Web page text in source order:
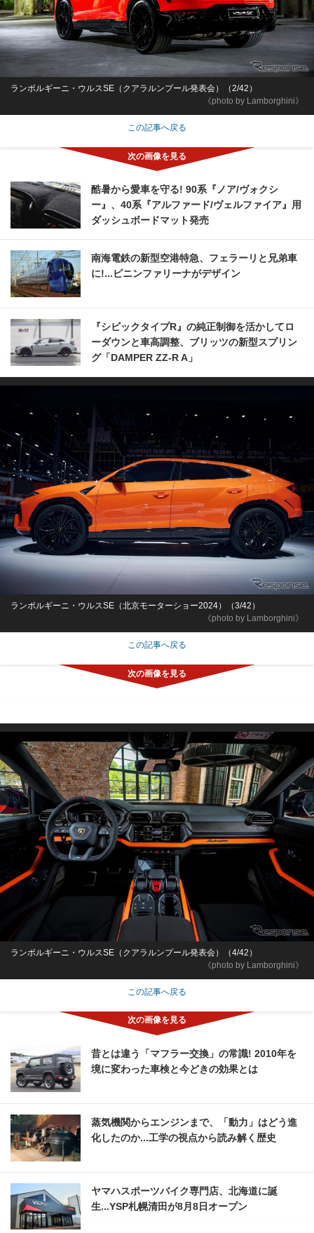
《photo by Lamborghini》
ランボルギーニ・ウルスSE（クアラルンプール発表会）（2/42）
この記事へ戻る
酷暑から愛車を守る! 90系『ノア/ヴォクシ
ー』、40系『アルファード/ヴェルファイア』用
ダッシュボードマット発売
南海電鉄の新型空港特急、フェラーリと兄弟車
に!...ピニンファリーナがデザイン
『シビックタイプR』の純正制御を活かしてロ
ーダウンと車高調整、ブリッツの新型スプリン
グ「DAMPER ZZ-R A」
《photo by Lamborghini》
ランボルギーニ・ウルスSE（北京モーターショー2024）（3/42）
この記事へ戻る
《photo by Lamborghini》
ランボルギーニ・ウルスSE（クアラルンプール発表会）（4/42）
この記事へ戻る
昔とは違う「マフラー交換」の常識! 2010年を
境に変わった車検と今どきの効果とは
蒸気機関からエンジンまで、「動力」はどう進
化したのか...工学の視点から読み解く歴史
ヤマハスポーツバイク専門店、北海道に誕
生...YSP札幌清田が8月8日オープン